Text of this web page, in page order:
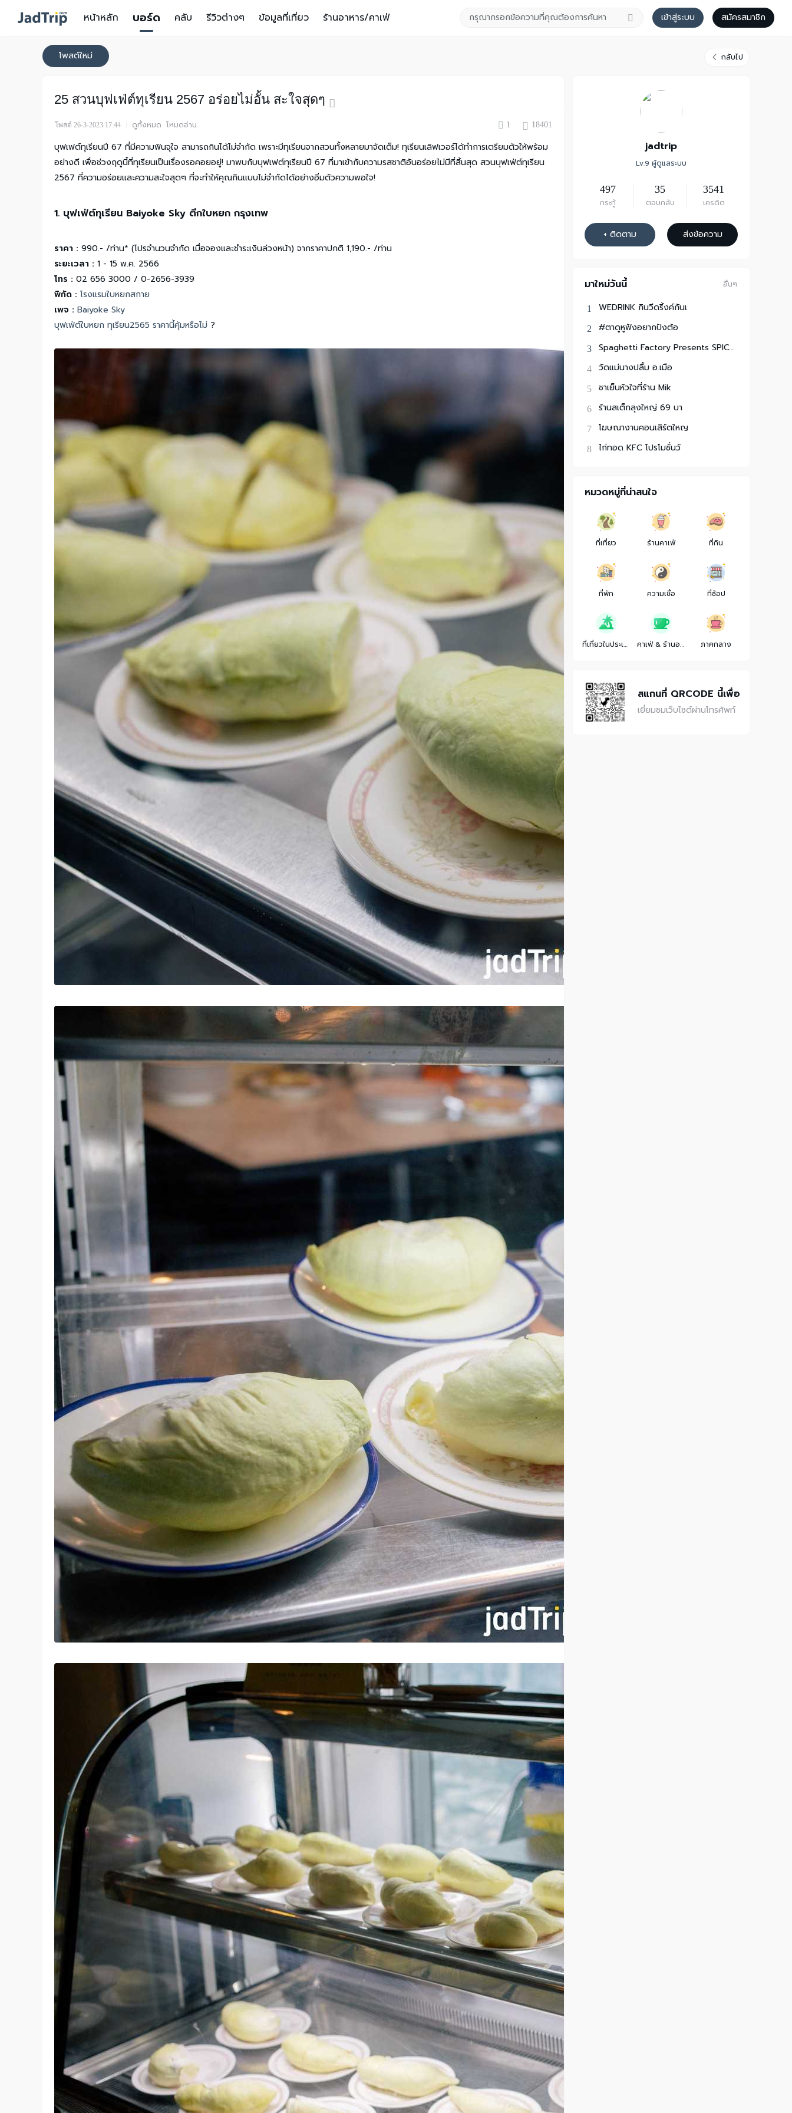
หน้าหลัก บอร์ด คลับ รีวิวต่างๆ ข้อมูลที่เที่ยว ร้านอาหาร/คาเฟ่ เข้าสู่ระบบ สมัครสมาชิก
กลับไป
โพสต์ใหม่
25 สวนบุฟเฟ่ต์ทุเรียน 2567 อร่อยไม่อั้น สะใจสุดๆ
18401
1
โพสต์ 26-3-2023 17:44 ดูทั้งหมด โหมดอ่าน
บุฟเฟต์ทุเรียนปี 67 ที่มีความฟินจุใจ สามารถกินได้ไม่จำกัด เพราะมีทุเรียนจากสวนทั้งหลายมาจัดเต็ม! ทุเรียนเลิฟเวอร์ได้ทำการเตรียมตัวให้พร้อม
อย่างดี เพื่อช่วงฤดูนี้ที่ทุเรียนเป็นเรื่องรอคอยอยู่! มาพบกับบุฟเฟต์ทุเรียนปี 67 ที่มาเข้ากับความรสชาติอันอร่อยไม่มีที่สิ้นสุด สวนบุฟเฟ่ต์ทุเรียน
2567 ที่ความอร่อยและความสะใจสุดๆ ที่จะทำให้คุณกินแบบไม่จำกัดได้อย่างอิ่มตัวความพอใจ!
1. บุฟเฟ่ต์ทุเรียน Baiyoke Sky ตึกใบหยก กรุงเทพ
ราคา : 990.- /ท่าน* (โปรจำนวนจำกัด เมื่อจองและชำระเงินล่วงหน้า) จากราคาปกติ 1,190.- /ท่าน
ระยะเวลา : 1 - 15 พ.ค. 2566
โทร : 02 656 3000 / 0-2656-3939
พิกัด : โรงแรมใบหยกสกาย
เพจ : Baiyoke Sky
บุฟเฟ่ต์ใบหยก ทุเรียน2565 ราคานี้คุ้มหรือไม่ ?
jadtrip
Lv.9 ผู้ดูแลระบบ
497
กระทู้
35
ตอบกลับ
3541
เครดิต
+ ติดตาม ส่งข้อความ
มาใหม่วันนี้ อื่นๆ
WEDRINK กินวีดริ้งค์กันเ
#ตาดูหูฟังอยากปังต้อ
Spaghetti Factory Presents SPICYDISH FRI
วัดแม่นางปลื้ม อ.เมือ
ชาเย็นหัวใจที่ร้าน Mik
ร้านสเต็กลุงใหญ่ 69 บา
โฆษณางานคอนเสิร์ตใหญ
ไก่ทอด KFC โปรโมชั่นวั
หมวดหมู่ที่น่าสนใจ
ที่เที่ยว ร้านคาเฟ่ ที่กิน
ที่พัก ความเชื่อ ที่ช้อป
ที่เที่ยวในประเทศ คาเฟ่ & ร้านอาหาร ภาคกลาง
สแกนที่ QRCODE นี้เพื่อ
เยี่ยมชมเว็บไซต์ผ่านโทรศัพท์